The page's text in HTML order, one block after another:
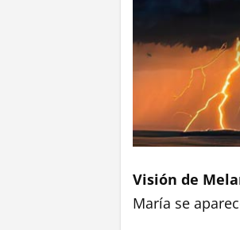
Visión de
María se